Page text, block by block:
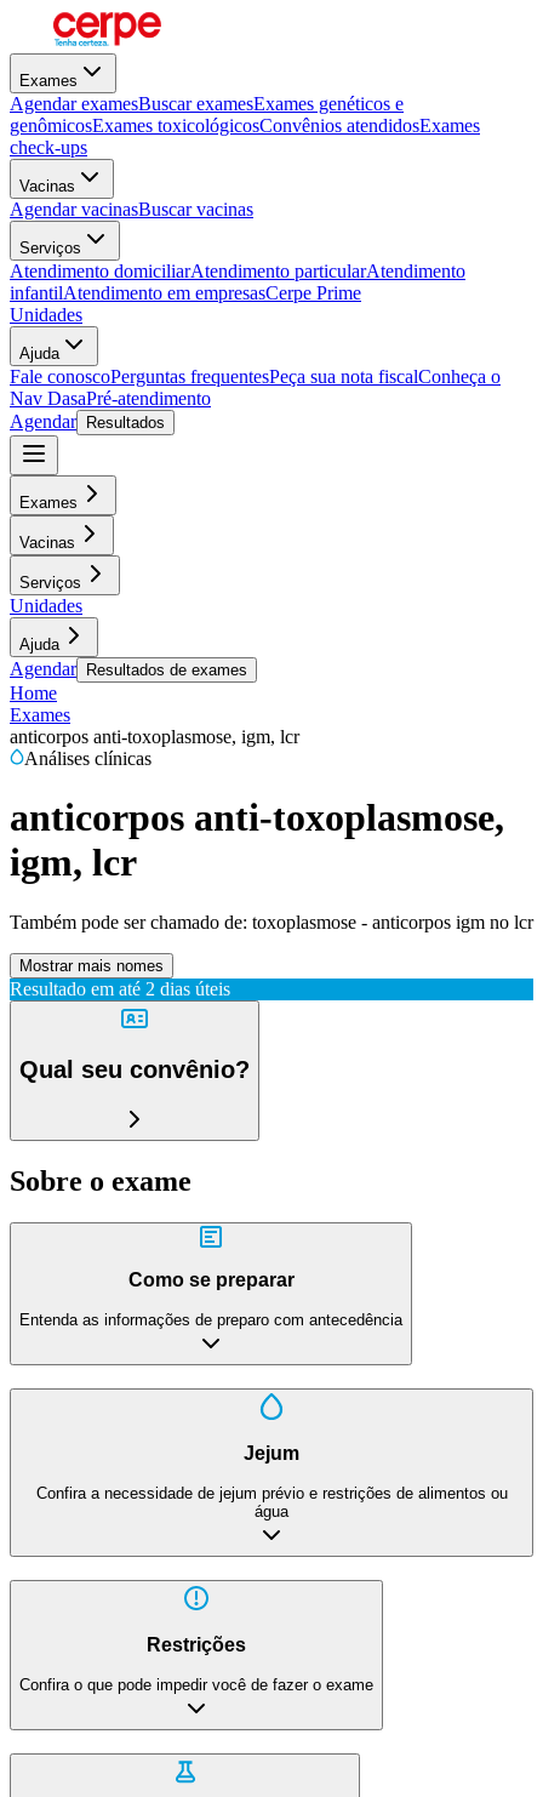
Exames
Agendar examesBuscar examesExames genéticos e
genômicosExames toxicológicosConvênios atendidosExames
check-ups
Vacinas
Agendar vacinasBuscar vacinas
Serviços
Atendimento domiciliarAtendimento particularAtendimento
infantilAtendimento em empresasCerpe Prime
Unidades
Ajuda
Fale conoscoPerguntas frequentesPeça sua nota fiscalConheça o
Nav DasaPré-atendimento
Agendar
Resultados
Exames
Vacinas
Serviços
Unidades
Ajuda
Agendar Resultados de exames
Home
Exames
anticorpos anti-toxoplasmose, igm, lcr
Análises clínicas
anticorpos anti-toxoplasmose,
igm, lcr
Também pode ser chamado de: toxoplasmose - anticorpos igm no lcr
Mostrar mais nomes
Resultado em até 2 dias úteis
Qual seu convênio?
Sobre o exame
Como se preparar
Entenda as informações de preparo com antecedência
Jejum
Confira a necessidade de jejum prévio e restrições de alimentos ou
água
Restrições
Confira o que pode impedir você de fazer o exame